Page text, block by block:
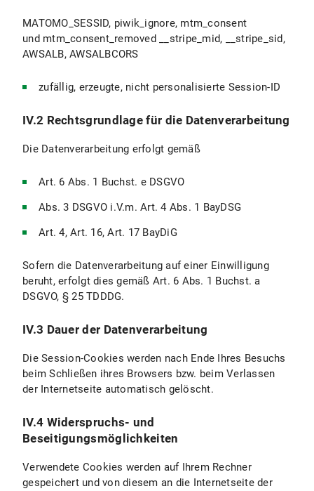
MATOMO_SESSID, piwik_ignore, mtm_consent
und mtm_consent_removed __stripe_mid, __stripe_sid,
AWSALB, AWSALBCORS
zufällig, erzeugte, nicht personalisierte Session-ID
IV.2 Rechtsgrundlage für die Datenverarbeitung
Die Datenverarbeitung erfolgt gemäß
Art. 6 Abs. 1 Buchst. e DSGVO
Abs. 3 DSGVO i.V.m. Art. 4 Abs. 1 BayDSG
Art. 4, Art. 16, Art. 17 BayDiG
Sofern die Datenverarbeitung auf einer Einwilligung
beruht, erfolgt dies gemäß Art. 6 Abs. 1 Buchst. a
DSGVO, § 25 TDDDG.
IV.3 Dauer der Datenverarbeitung
Die Session-Cookies werden nach Ende Ihres Besuchs
beim Schließen ihres Browsers bzw. beim Verlassen
der Internetseite automatisch gelöscht.
IV.4 Widerspruchs- und
Beseitigungsmöglichkeiten
Verwendete Cookies werden auf Ihrem Rechner
gespeichert und von diesem an die Internetseite der